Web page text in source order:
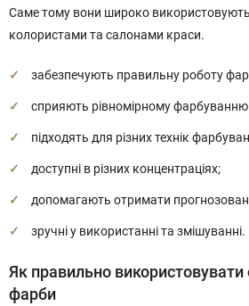
Саме тому вони широко
колористами та салонами краси.
забезпечують правильну роботу
сприяють рівномірному
підходять для різних технік
доступні в різних концентраціях;
допомагають отримати
зручні у використанні та змішуванні.
Як правильно використовувати
фарби